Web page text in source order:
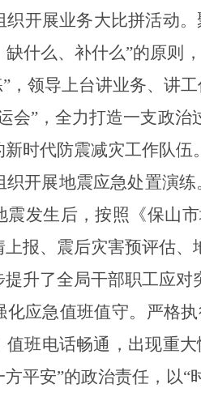
织开展业务大比拼活动。
什么、补什么”的原则，
，领导上台讲业务、讲
会”， 全力打造一支政治
新时代防震减灾工作队伍。
织开展地震应急处置演练
震发生后，按照《保山
上报、震后灾害预评估
升了全局干部职工应对
化应急值班值守。 严格
值班电话畅通，出现重
平安”的政治责任 ， 以“